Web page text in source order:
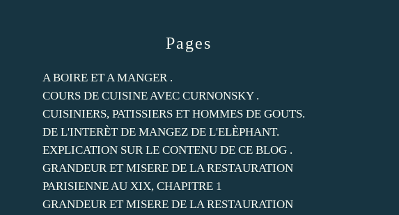
Pages
A BOIRE ET A MANGER .
COURS DE CUISINE AVEC CURNONSKY .
CUISINIERS, PATISSIERS ET HOMMES DE GOUTS.
DE L'INTERÈT DE MANGEZ DE L'ELÈPHANT.
EXPLICATION SUR LE CONTENU DE CE BLOG .
GRANDEUR ET MISERE DE LA RESTAURATION
PARISIENNE AU XIX, CHAPITRE 1
GRANDEUR ET MISERE DE LA RESTAURATION